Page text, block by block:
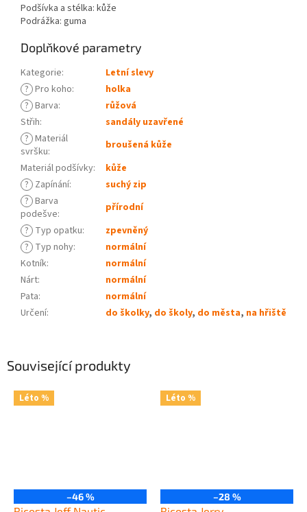
Související produkty
Léto %
–46 %
Léto %
–28 %
Podšívka a stélka: kůže
Podrážka: guma
Doplňkové parametry
Kategorie:
Letní slevy
? Pro koho:
holka
? Barva:
růžová
Střih:
sandály uzavřené
? Materiál
svršku:
broušená kůže
Materiál podšívky:
kůže
? Zapínání:
suchý zip
? Barva
podešve:
přírodní
? Typ opatku:
zpevněný
? Typ nohy:
normální
Kotník:
normální
Nárt:
normální
Pata:
normální
Určení: do školky, do školy, do města, na hřiště